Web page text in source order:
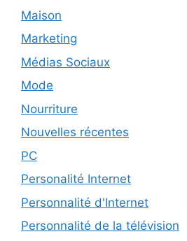
Maison
Marketing
Médias Sociaux
Mode
Nourriture
Nouvelles récentes
PC
Personalité Internet
Personnalité d'Internet
Personnalité de la télévision